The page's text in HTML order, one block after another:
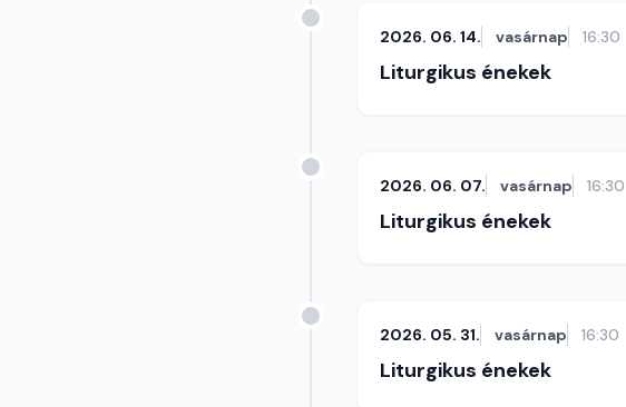
2026. 06. 14. vasárnap 16:30
Liturgikus énekek
2026. 06. 07. vasárnap 16:30
Liturgikus énekek
2026. 05. 31. vasárnap 16:30
Liturgikus énekek